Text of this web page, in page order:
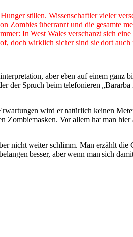
stillen. Wissenschaftler vieler
Zombies überrannt und die gesamte
In West Wales verschanzt sich
doch wirklich sicher sind sie dort
aber eben auf einem ganz
der Spruch beim telefonieren
wird er natürlich keinen
Vor allem hat man hier
nicht weiter schlimm. Man erzählt die
besser, aber wenn man sich